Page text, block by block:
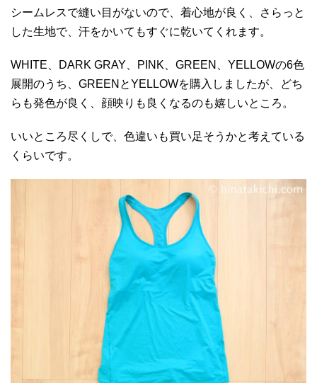
シームレスで縫い目がないので、着心地が良く、さらっと
した生地で、汗をかいてもすぐに乾いてくれます。
WHITE、DARK GRAY、PINK、GREEN、YELLOWの6色
展開のうち、GREENとYELLOWを購入しましたが、どち
らも発色が良く、顔映りも良くなるのも嬉しいところ。
いいところ尽くしで、色違いも買い足そうかと考えている
くらいです。